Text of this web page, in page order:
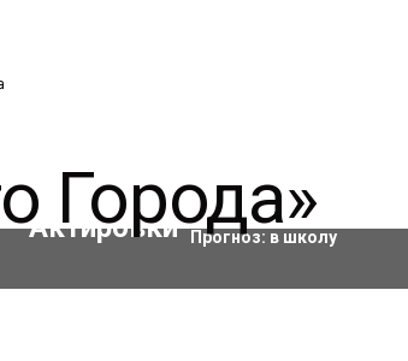
Актировки
Прогноз: в школу